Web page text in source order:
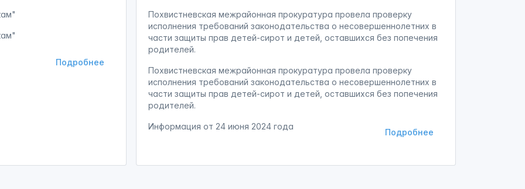
Подробнее
Похвистневская межрайонная прокуратура провела проверку
исполнения требований законодательства о несовершеннолетних в
части защиты прав детей-сирот и детей, оставшихся без попечения
родителей.
Похвистневская межрайонная прокуратура провела проверку
исполнения требований законодательства о несовершеннолетних в
части защиты прав детей-сирот и детей, оставшихся без попечения
родителей.
Подробнее
Информация от 24 июня 2024 года